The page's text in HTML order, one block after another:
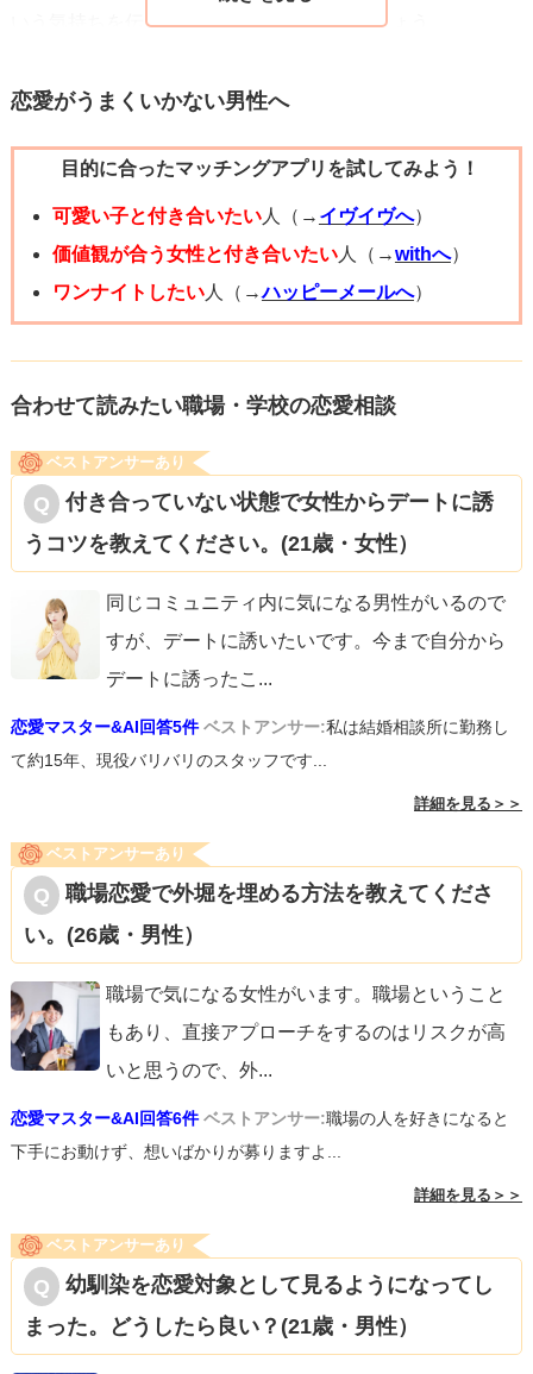
いう気持ちを伝える形で連絡を取ってみましょう。
とが最善だと思います。
それでも返事がない場合は、それが彼女の答えだと受け止
めて、気持ちに区切りをつけましょう。
応援しています！
恋愛がうまくいかない男性へ
目的に合ったマッチングアプリを試してみよう！
可愛い子と付き合いたい人（→ イヴイヴへ）
価値観が合う女性と付き合いたい人（→withへ）
ワンナイトしたい人（→ハッピーメールへ）
合わせて読みたい職場・学校の恋愛相談
ベストアンサーあり
付き合っていない状態で女性からデートに誘
うコツを教えてください。(21歳・女性）
同じコミュニティ内に気になる男性がいるので
すが、デートに誘いたいです。今まで自分から
デートに誘ったこ ...
恋愛マスター&AI回答5件 ベストアンサー:私は結婚相談所に勤務し
て約15年、現役バリバリのスタッフです...
詳細を見る＞＞
ベストアンサーあり
職場恋愛で外堀を埋める方法を教えてくださ
い。(26歳・男性）
職場で気になる女性がいます。職場ということ
もあり、直接アプローチをするのはリスクが高
いと思うので、外...
恋愛マスター&AI回答6件 ベストアンサー:職場の人を好きになると
下手にお動けず、想いばかりが募りますよ...
詳細を見る＞＞
ベストアンサーあり
幼馴染を恋愛対象として見るようになってし
まった。どうしたら良い？(21歳・男性）